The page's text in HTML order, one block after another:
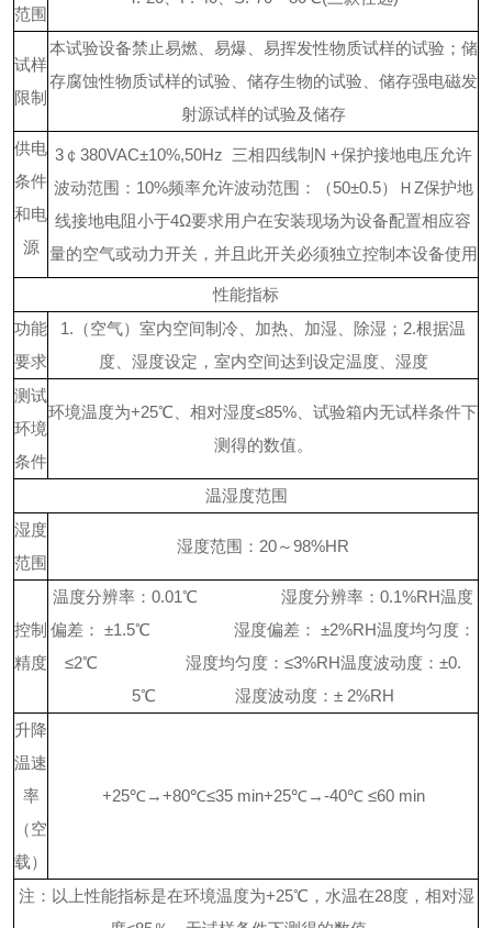
范围
试样
限制
本试验设备禁止易燃、易爆、易挥发性物质试样的试验；储
存腐蚀性物质试样的试验、储存生物的试验、储存强电磁发
射源试样的试验及储存
供电
条件
和电
源
3￠380VAC±10%,50Hz 三相四线制N +保护接地电压允许
波动范围： 10%频率允许波动范围：（50±0.5）ＨZ保护地
线接地电阻小于4Ω要求用户在安装现场为设备配置相应容
量的空气或动力开关，并且此开关必须独立控制本设备使用
性能指标
功能
要求
1.（空气）室内空间制冷、加热、加湿、除湿； 2.根据温
度、湿度设定，室内空间达到设定温度、湿度
测试
环境
条件
环境温度为+25℃、相对湿度≤85%、试验箱内无试样条件下
测得的数值。
温湿度范围
湿度
范围
湿度范围： 20～98%HR
控制
精度
温度分辨率： 0.01℃ 湿度分辨率： 0.1%RH温度
偏差： ±1.5℃ 湿度偏差： ±2%RH温度均匀度：
≤2℃ 湿度均匀度： ≤3%RH温度波动度： ±0.
5℃ 湿度波动度： ± 2%RH
升降
温速
率
（空
载）
+25℃→+80℃≤35 min+25℃→-40℃ ≤60 min
注：以上性能指标是在环境温度为+25℃，水温在28度，相对湿